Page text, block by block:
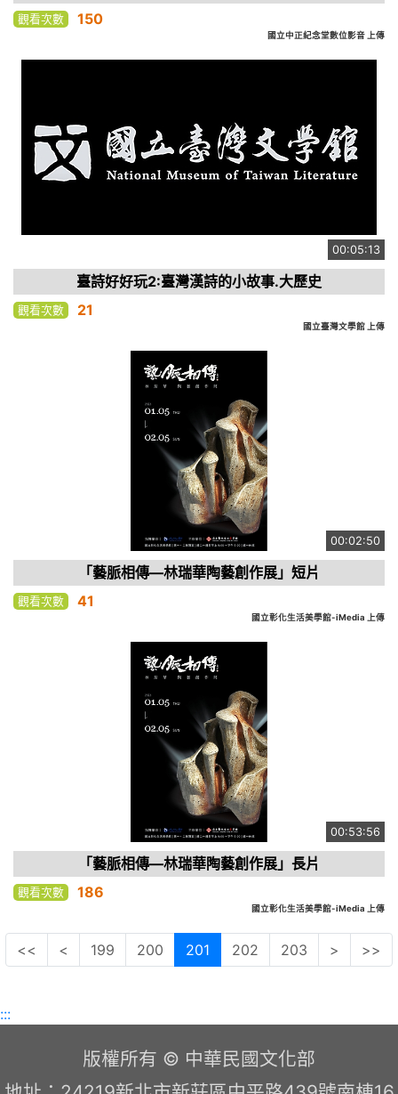
觀看次數 150
國立中正紀念堂數位影音 上傳
00:05:13
臺詩好好玩2:臺灣漢詩的小故事.大歷史
觀看次數 21
國立臺灣文學館 上傳
00:02:50
「藝脈相傳—林瑞華陶藝創作展」短片
觀看次數 41
國立彰化生活美學館-iMedia 上傳
00:53:56
「藝脈相傳—林瑞華陶藝創作展」長片
觀看次數 186
國立彰化生活美學館-iMedia 上傳
<< < 199 200 201 202 203 > >>
:::
版權所有 © 中華民國文化部